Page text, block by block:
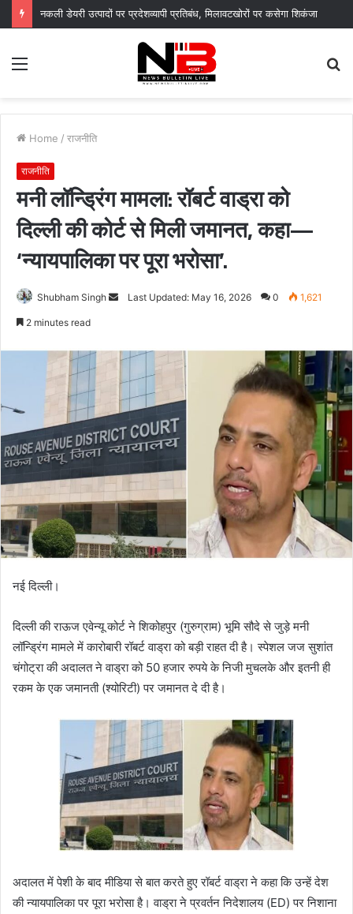
नगर आयुक्त के निर्देशों पर नगर निगम द्वारा सचिवालय परिसर में सब्जी पौधों का वितरण, “स्वच्छ दून–हरित दून” का दिया संदेश
Menu
Home / राजनीति
राजनीति
मनी लॉन्ड्रिंग मामला: रॉबर्ट वाड्रा को
दिल्ली की कोर्ट से मिली जमानत, कहा—
‘न्यायपालिका पर पूरा भरोसा’.
Shubham Singh
SendLast Updated: May 16, 2026 0 1,621
2 minutes read
नई दिल्ली।
दिल्ली की राऊज एवेन्यू कोर्ट ने शिकोहपुर (गुरुग्राम) भूमि सौदे से जुड़े मनी
लॉन्ड्रिंग मामले में कारोबारी रॉबर्ट वाड्रा को बड़ी राहत दी है। स्पेशल जज सुशांत
चंगोट्रा की अदालत ने वाड्रा को 50 हजार रुपये के निजी मुचलके और इतनी ही
रकम के एक जमानती (श्योरिटी) पर जमानत दे दी है।
​अदालत में पेशी के बाद मीडिया से बात करते हुए रॉबर्ट वाड्रा ने कहा कि उन्हें देश
की न्यायपालिका पर पूरा भरोसा है। वाड्रा ने प्रवर्तन निदेशालय (ED) पर निशाना